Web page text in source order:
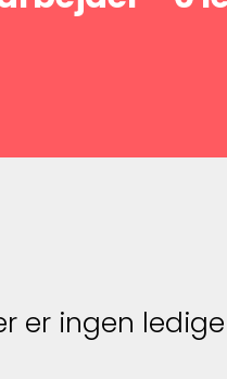
er ingen